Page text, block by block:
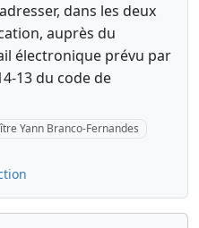
dans les deux
auprès du
électronique prévu par
13 du code de
Yann Branco-Fernandes